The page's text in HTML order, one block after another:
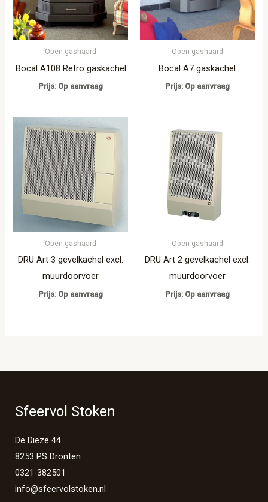
Open gashaard
Bocal A108 Retro gaskachel
Prijs: Op aanvraag
Open gashaard
Bocal A7 gaskachel
Prijs: Op aanvraag
Open gashaard
DRU Art 3 gevelkachel excl.
muurdoorvoer
Prijs: Op aanvraag
Open gashaard
DRU Art 2 gevelkachel excl.
muurdoorvoer
Prijs: Op aanvraag
Sfeervol Stoken
De Dieze 44
8253 PS Dronten
0321-382501
info@sfeervolstoken.nl